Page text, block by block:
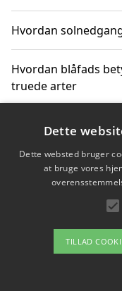
Hvordan
Hvordan blåfads
truede arter
Hvordan kan gaver
Om /
Dette
Dette websted bruger
at bruge vores
TILLAD